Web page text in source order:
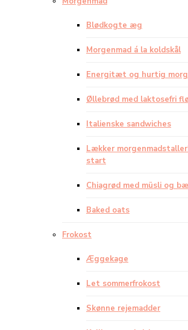
Blødkogte æg
Morgenmad á la koldskål
Energitæt og hurtig
Øllebrød med laktosefri
Italienske sandwiches
Lækker
start
Chiagrød med müsli og
Baked oats
Frokost
Æggekage
Let sommerfrokost
Skønne rejemadder